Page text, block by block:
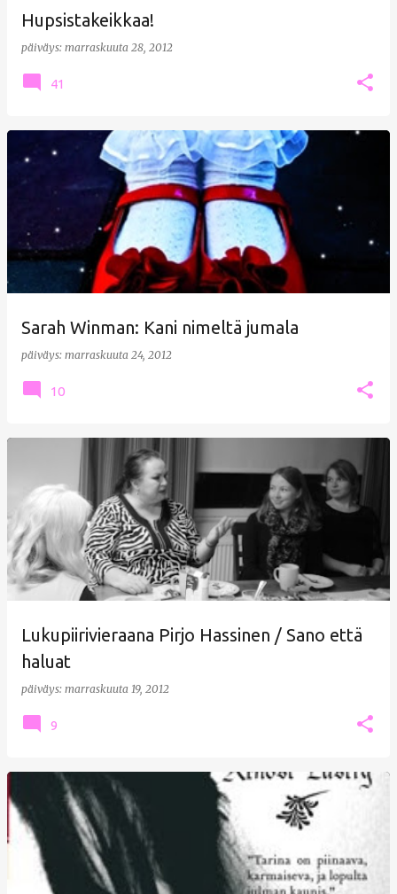
Hupsistakeikkaa!
päiväys: marraskuuta 28, 2012
41
Sarah Winman: Kani nimeltä jumala
päiväys: marraskuuta 24, 2012
10
Lukupiirivieraana Pirjo Hassinen / Sano että
haluat
päiväys: marraskuuta 19, 2012
9